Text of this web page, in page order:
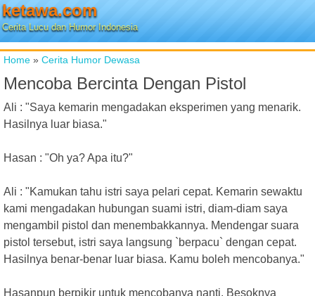
ketawa.com
Cerita Lucu dan Humor Indonesia
Home » Cerita Humor Dewasa
Mencoba Bercinta Dengan Pistol
Ali : "Saya kemarin mengadakan eksperimen yang menarik.
Hasilnya luar biasa."
Hasan : "Oh ya? Apa itu?"
Ali : "Kamukan tahu istri saya pelari cepat. Kemarin sewaktu
kami mengadakan hubungan suami istri, diam-diam saya
mengambil pistol dan menembakkannya. Mendengar suara
pistol tersebut, istri saya langsung `berpacu` dengan cepat.
Hasilnya benar-benar luar biasa. Kamu boleh mencobanya."
Hasanpun berpikir untuk mencobanya nanti. Besoknya